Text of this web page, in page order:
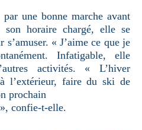
une bonne marche avant
son horaire chargé, elle se
s’amuser. « J’aime ce que je
Infatigable, elle
activités. « L’hiver
l’extérieur, faire du ski de
prochain
confie-t-elle.